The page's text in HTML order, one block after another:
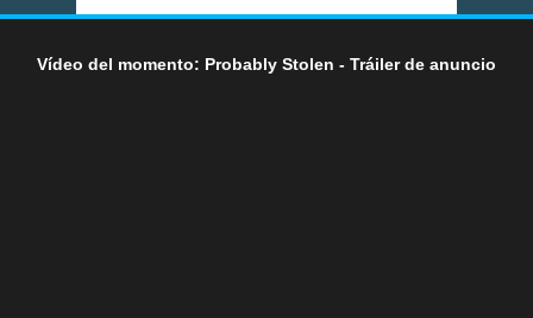
Vídeo del momento: Probably Stolen - Tráiler de anuncio